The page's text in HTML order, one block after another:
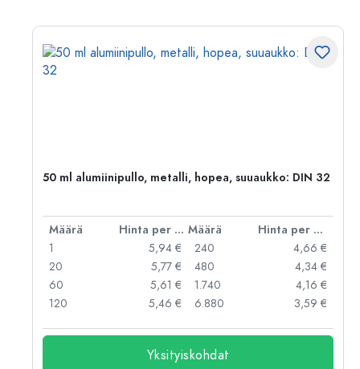
50 ml alumiinipullo, metalli, hopea, suuaukko: DIN 32
Määrä Hinta per kpl Määrä
Hinta per kpl
1
5,94 €
20
5,77 €
60
5,61 €
120
5,46 €
240
4,66 €
480
4,34 €
1.740
4,16 €
6.880
3,59 €
Yksityiskohdat